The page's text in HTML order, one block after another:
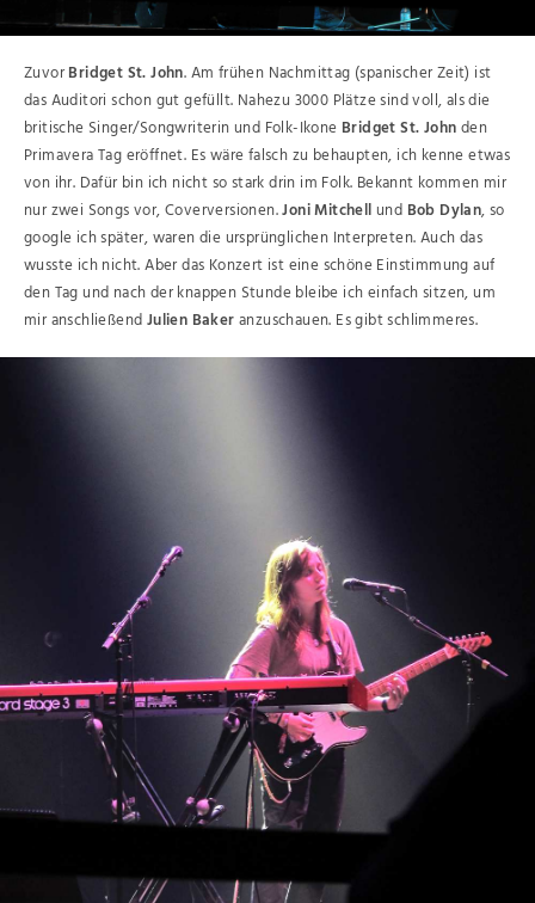
ZuvorBridget St. John. Am frühen Nachmittag (spanischer Zeit) ist
das Auditori schon gut gefüllt. Nahezu 3000 Plätze sind voll, als die
britische Singer/Songwriterin und Folk-Ikone Bridget St. Johnden
Primavera Tag eröffnet. Es wäre falsch zu behaupten, ich kenne etwas
von ihr. Dafür bin ich nicht so stark drin im Folk. Bekannt kommen mir
nur zwei Songs vor, Coverversionen.Joni Mitchell und Bob Dylan, so
google ich später, waren die ursprünglichen Interpreten. Auch das
wusste ich nicht. Aber das Konzert ist eine schöne Einstimmung auf
den Tag und nach der knappen Stunde bleibe ich einfach sitzen, um
mir anschließendJulien Bakeranzuschauen. Es gibt schlimmeres.